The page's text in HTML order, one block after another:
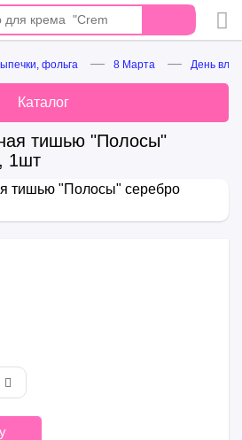
фольга 8 Марта День
Каталог
тишью "Полосы"
1шт